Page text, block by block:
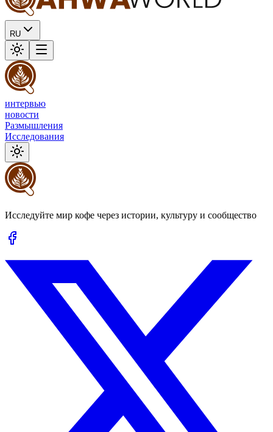
RU
интервью
новости
Размышления
Исследования
Исследуйте мир кофе через истории, культуру и сообщество